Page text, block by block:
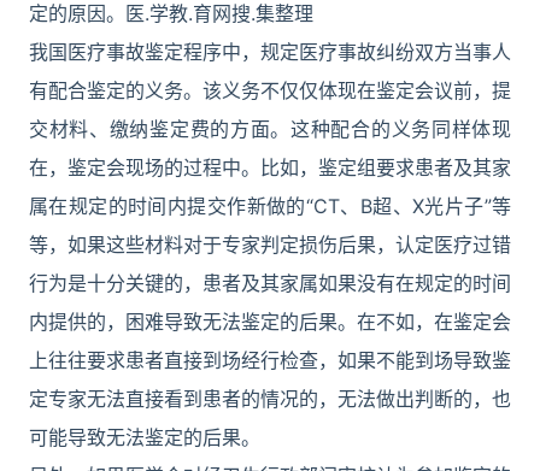
定的原因。医.学教.育网搜.集整理
我国医疗事故鉴定程序中，规定医疗事故纠纷双方当事人
有配合鉴定的义务。该义务不仅仅体现在鉴定会议前，提
交材料、缴纳鉴定费的方面。这种配合的义务同样体现
在，鉴定会现场的过程中。比如，鉴定组要求患者及其家
属在规定的时间内提交作新做的“CT、B超、X光片子”等
等，如果这些材料对于专家判定损伤后果，认定医疗过错
行为是十分关键的，患者及其家属如果没有在规定的时间
内提供的，困难导致无法鉴定的后果。在不如，在鉴定会
上往往要求患者直接到场经行检查，如果不能到场导致鉴
定专家无法直接看到患者的情况的，无法做出判断的，也
可能导致无法鉴定的后果。